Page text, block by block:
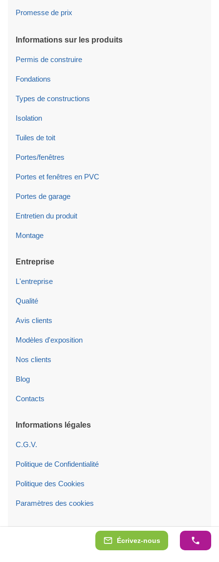
Écrivez-nous
Promesse de prix
Informations sur les produits
Permis de construire
Fondations
Types de constructions
Isolation
Tuiles de toit
Portes/fenêtres
Portes et fenêtres en PVC
Portes de garage
Entretien du produit
Montage
Entreprise
L'entreprise
Qualité
Avis clients
Modèles d'exposition
Nos clients
Blog
Contacts
Informations légales
C.G.V.
Politique de Confidentialité
Politique des Cookies
Paramètres des cookies